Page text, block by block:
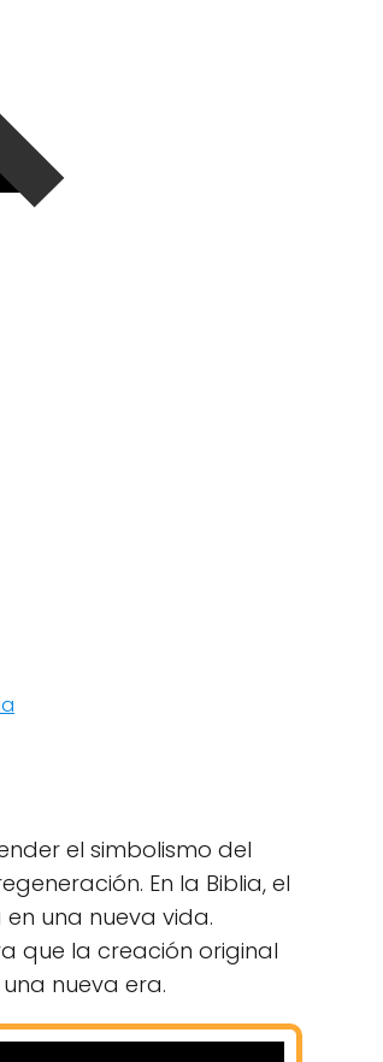
el simbolismo del
En la Biblia, el
una nueva vida.
que la creación original
nueva era.